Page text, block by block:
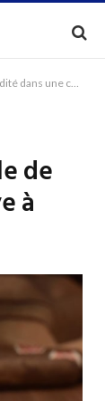
cave à cigares
de
à